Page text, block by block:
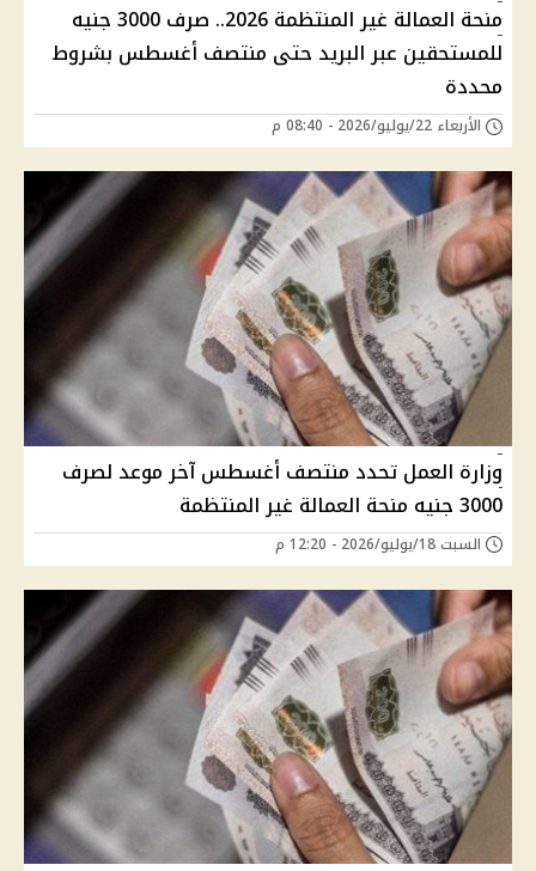
منحة العمالة غير المنتظمة 2026.. صرف 3000 جنيه
للمستحقين عبر البريد حتى منتصف أغسطس بشروط
محددة
الأربعاء 22/يوليو/2026 - 08:40 م
وزارة العمل تحدد منتصف أغسطس آخر موعد لصرف
3000 جنيه منحة العمالة غير المنتظمة
السبت 18/يوليو/2026 - 12:20 م